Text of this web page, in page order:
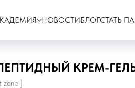
НОВОСТИБЛОГСТАТЬ
КРЕМ-
zone ]